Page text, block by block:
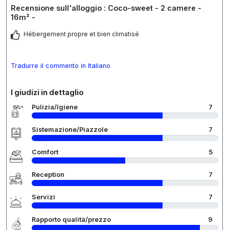
Recensione sull'alloggio : Coco-sweet - 2 camere -
16m² -
Hébergement propre et bien climatisé
Tradurre il commento in Italiano
I giudizi in dettaglio
Pulizia/Igiene 7
Sistemazione/Piazzole 7
Comfort 5
Reception 7
Servizi 7
Rapporto qualità/prezzo 9